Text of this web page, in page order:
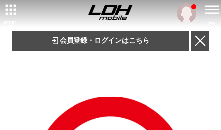
会員登録・ログインはこちら